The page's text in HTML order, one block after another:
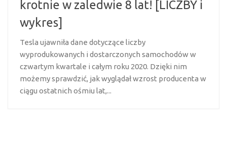
krotnie w zaledwie 8 lat! [LICZBY i
wykres]
Tesla ujawniła dane dotyczące liczby
wyprodukowanych i dostarczonych samochodów w
czwartym kwartale i całym roku 2020. Dzięki nim
możemy sprawdzić, jak wyglądał wzrost producenta w
ciągu ostatnich ośmiu lat,...